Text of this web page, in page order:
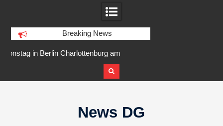
Breaking News
am
IFA 2026 Audio wird größer,
internationaler und vielfältiger
News DG